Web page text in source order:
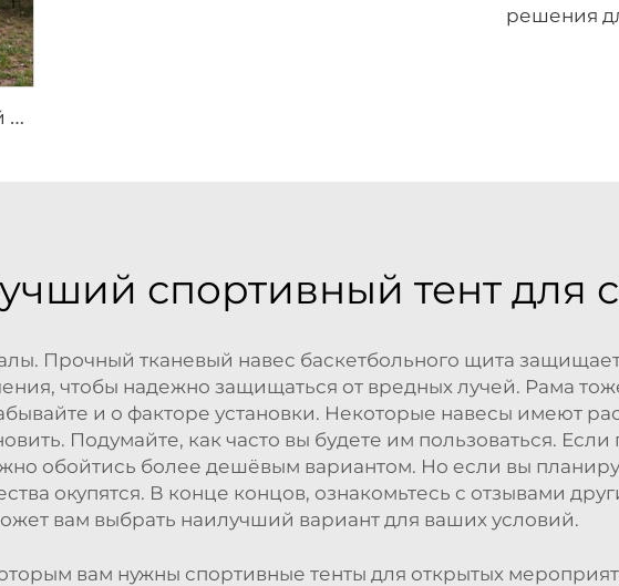
М
одульный бескаркасный свадебный шатёр | Премиальный водонепроницаемый ПВХ-шатёр для мероприятий большой вместимости
спортивный тент для
Прочный тканевый навес баскетбольного щита
чтобы надежно защищаться от вредных лучей. Рама
и о факторе установки. Некоторые навесы имеют
Подумайте, как часто вы будете им пользоваться.
обойтись более дешёвым вариантом. Но если вы
окупятся. В конце концов, ознакомьтесь с отзывами
вам выбрать наилучший вариант для ваших условий.
вам нужны спортивные тенты для открытых